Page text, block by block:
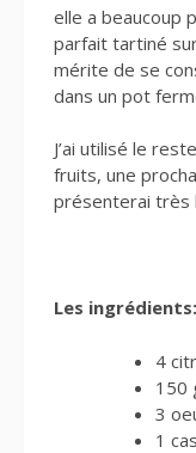
elle a beaucoup
parfait tartiné
mérite de se
dans un pot
J’ai utilisé le
fruits, une
présenterai
Les ingrédients:
4
150
3
1